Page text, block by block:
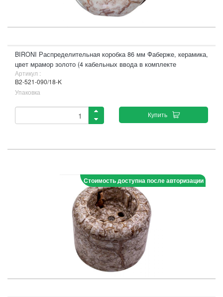
BIRONI Распределительная коробка 86 мм Фаберже, керамика,
цвет мрамор золото (4 кабельных ввода в комплекте
Артикул :
B2-521-090/18-K
Упаковка
Купить
Стоимость доступна после авторизации